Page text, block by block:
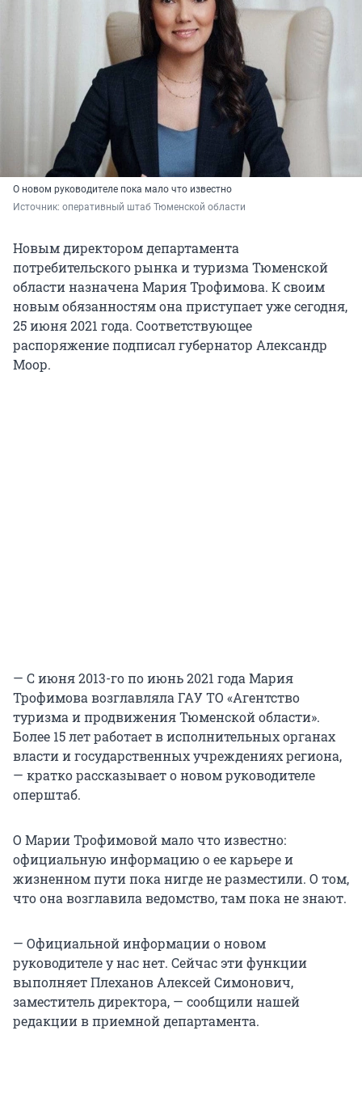
О новом руководителе пока мало что известно
Источник: оперативный штаб Тюменской области
Новым директором департамента
потребительского рынка и туризма Тюменской
области назначена Мария Трофимова. К своим
новым обязанностям она приступает уже сегодня,
25 июня 2021 года. Соответствующее
распоряжение подписал губернатор Александр
Моор.
— С июня 2013-го по июнь 2021 года Мария
Трофимова возглавляла ГАУ ТО «Агентство
туризма и продвижения Тюменской области».
Более 15 лет работает в исполнительных органах
власти и государственных учреждениях региона,
— кратко рассказывает о новом руководителе
оперштаб.
О Марии Трофимовой мало что известно:
официальную информацию о ее карьере и
жизненном пути пока нигде не разместили. О том,
что она возглавила ведомство, там пока не знают.
— Официальной информации о новом
руководителе у нас нет. Сейчас эти функции
выполняет Плеханов Алексей Симонович,
заместитель директора, — сообщили нашей
редакции в приемной департамента.